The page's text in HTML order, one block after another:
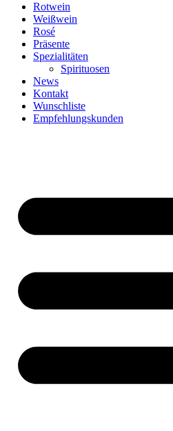
Rotwein
Weißwein
Rosé
Präsente
Spezialitäten
Spirituosen
News
Kontakt
Wunschliste
Empfehlungskunden